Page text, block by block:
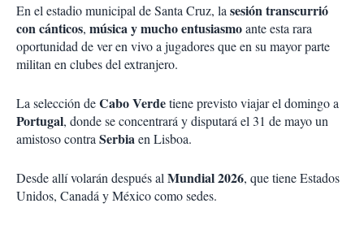
En el estadio municipal de Santa Cruz, lasesión transcurrió
con cánticos, música y mucho entusiasmoante esta rara
oportunidad de ver en vivo a jugadores que en su mayor parte
militan en clubes del extranjero.
La selección deCabo Verdetiene previsto viajar el domingo a
Portugal, donde se concentrará y disputará el 31 de mayo un
amistoso contraSerbiaen Lisboa.
Desde allí volarán después alMundial2026, que tiene Estados
Unidos, Canadá y México como sedes.